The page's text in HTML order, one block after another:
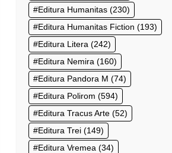
Editura Humanitas (230)
Editura Humanitas Fiction (193)
Editura Litera (242)
Editura Nemira (160)
Editura Pandora M (74)
Editura Polirom (594)
Editura Tracus Arte (52)
Editura Trei (149)
Editura Vremea (34)